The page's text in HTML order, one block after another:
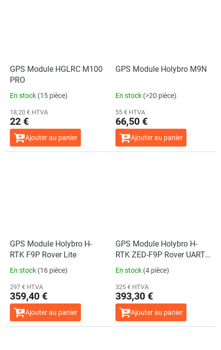
GPS Module HGLRC M100
PRO
En stock (15 pièce)
18,20 € HTVA
22 €
Ajouter au panier
GPS Module Holybro M9N
En stock (>20 pièce)
55 € HTVA
66,50 €
Ajouter au panier
GPS Module Holybro H-
RTK F9P Rover Lite
En stock (16 pièce)
297 € HTVA
359,40 €
Ajouter au panier
GPS Module Holybro H-
RTK ZED-F9P Rover UART
(10Pin)
En stock (4 pièce)
325 € HTVA
393,30 €
Ajouter au panier